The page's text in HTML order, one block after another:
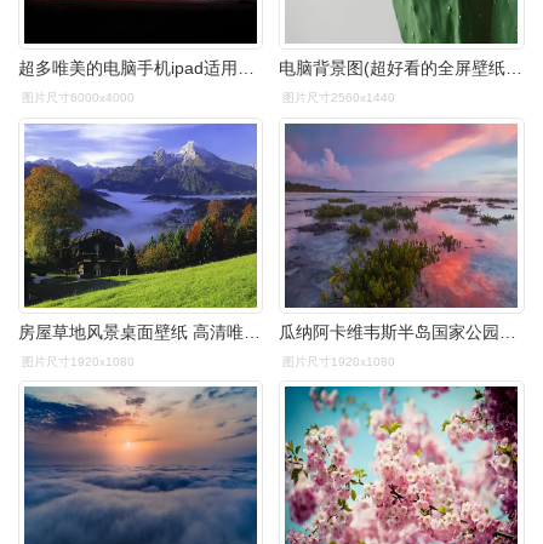
图片尺寸6000x4000 图片尺寸2560x1440
图片尺寸1920x1080 图片尺寸1920x1080